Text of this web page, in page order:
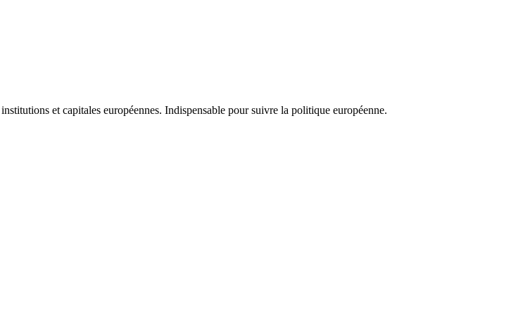
et capitales européennes. Indispensable pour suivre la politique européenne.